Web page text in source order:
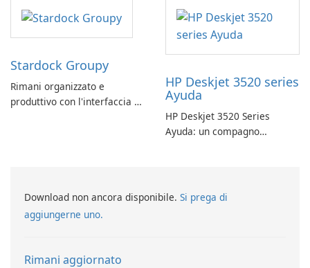
Stardock Groupy
Rimani organizzato e
produttivo con l'interfaccia a
HP Deskjet 3520 series
Ayuda
HP Deskjet 3520 Series
Ayuda: un compagno
Download non ancora disponibile. Si prega di
aggiungerne uno.
Rimani aggiornato